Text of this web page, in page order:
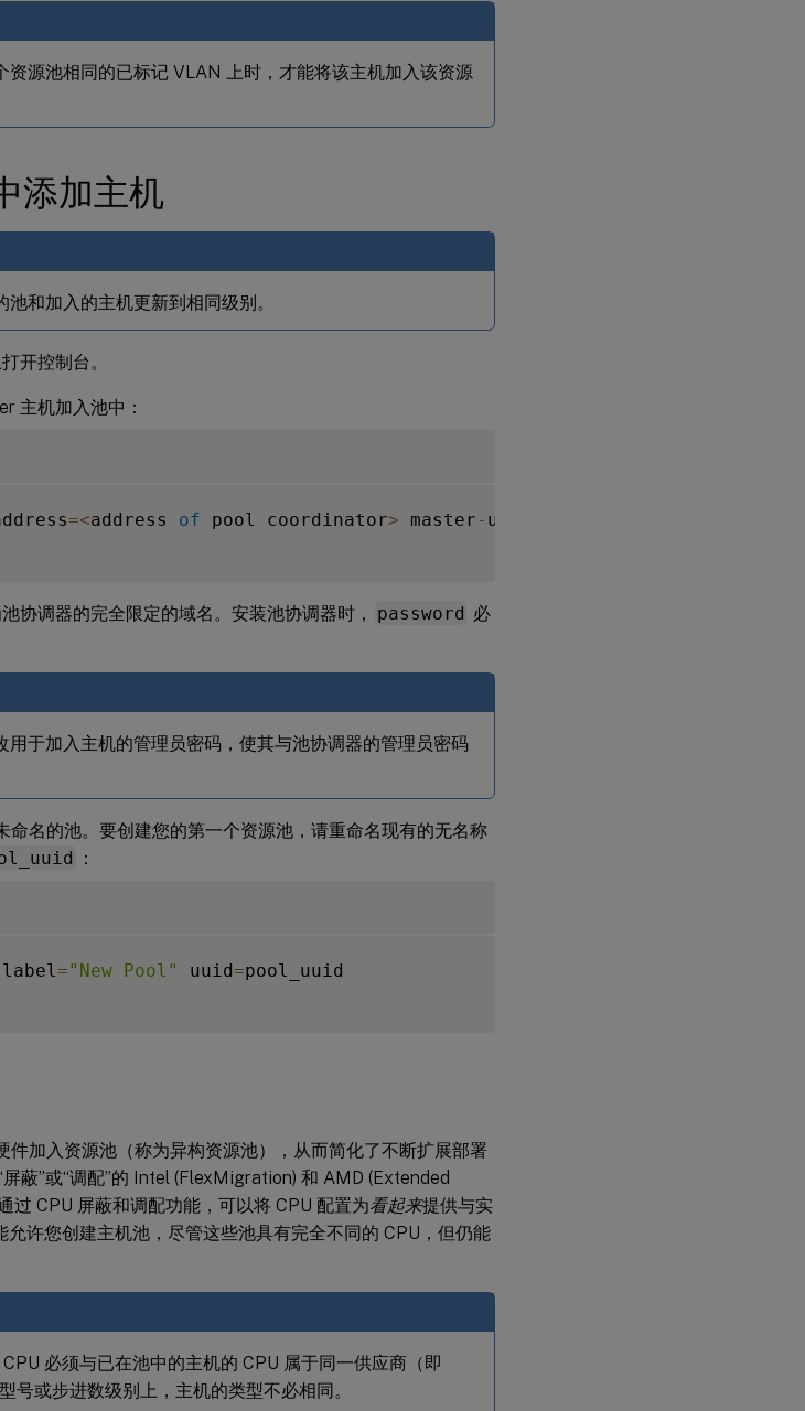
资源池相同的已标记 VLAN 上时，才能将该主机加入该资源
添加主机
和加入的主机更新到相同级别。
开控制台。
主机加入池中：
=<address of pool coordinator> master - username
协调器的完全限定的域名。安装池协调器时， password 必
用于加入主机的管理员密码，使其与池协调器的管理员密码
名的池。要创建您的第一个资源池，请重命名现有的无名称
：
label ="New Pool" uuid=pool_uuid
加入资源池（称为异构资源池），从而简化了不断扩展部署
蔽”或“调配”的 Intel (FlexMigration) 和 AMD (Extended
过 CPU 屏蔽和调配功能，可以将 CPU 配置为看起来提供与实
许您创建主机池，尽管这些池具有完全不同的 CPU，但仍能
必须与已在池中的主机的 CPU 属于同一供应商（即
号或步进数级别上，主机的类型不必相同。